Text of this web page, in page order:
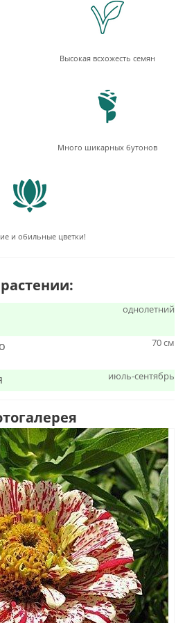
Высокая всхожесть семян
Много шикарных бутонов
и обильные цветки!
однолетний
70 см
июль-сентябрь